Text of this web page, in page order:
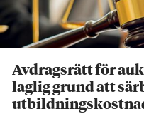
Avdragsrätt för
laglig grund att